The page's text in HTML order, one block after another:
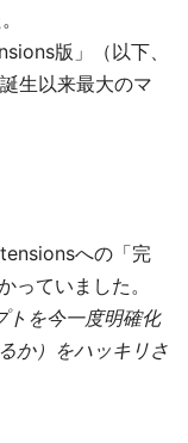
版」（以下、
生以来最大のマ
への「完
っていました。
トを今一度明確化
か）をハッキリさ